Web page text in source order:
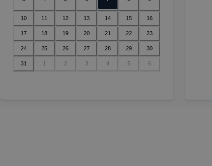
10 11 12 13 14 15 16
17 18 19 20 21 22 23
24 25 26 27 28 29 30
31 1 2 3 4 5 6